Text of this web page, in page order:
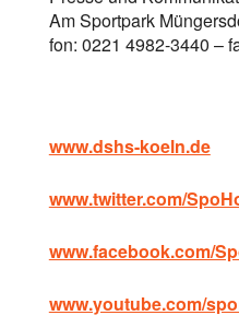
Am Sportpark
fon: 0221 4982-3440 –
www.dshs-koeln.de
www.twitter.com/
www.facebook.com/
www.youtube.com/